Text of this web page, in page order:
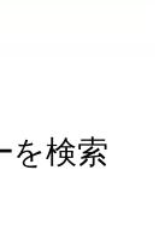
を検索